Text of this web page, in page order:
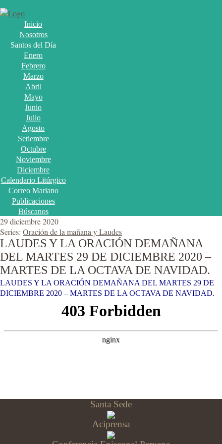
Inicio
Nosotros
Santos del Día
Enero
Febrero
Marzo
Abril
Mayo
Junio
Julio
Agosto
Setiembre
Octubre
Noviembre
Diciembre
Calendario Litúrgico
Correo Mariano
Publicaciones
Búscanos
29 diciembre 2020
Series: Oración de la mañana y Laudes
LAUDES Y LA ORACIÓN DEMAÑANA
DEL MARTES 29 DE DICIEMBRE 2020 –
MARTES DE LA OCTAVA DE NAVIDAD.
LAUDES Y LA ORACIÓN DEMAÑANA DEL MARTES 29 DE
DICIEMBRE 2020 – MARTES DE LA OCTAVA DE NAVIDAD.
Santa Sede
Aciprensa